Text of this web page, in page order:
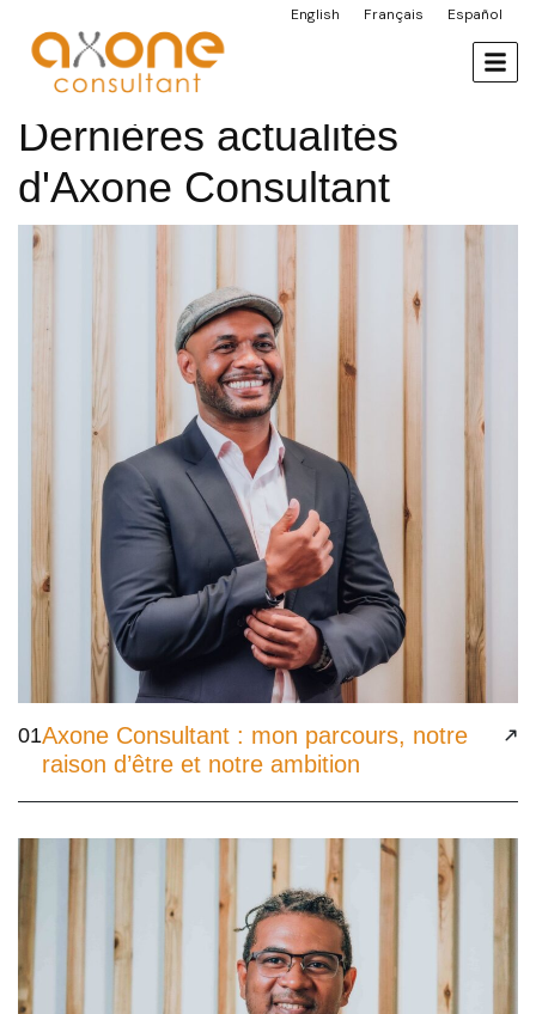
principal
English Français Español
Dernières actualités
d'Axone Consultant
01Axone Consultant : mon parcours, notre
raison d’être et notre ambition